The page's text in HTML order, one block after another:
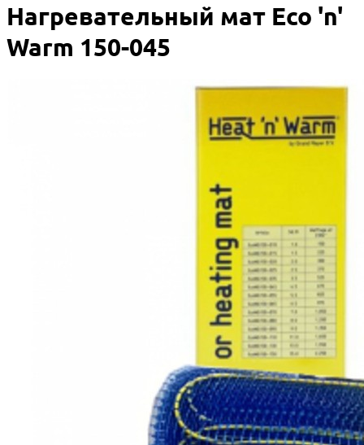
Нагревательный мат Eco 'n'
Warm 150-045